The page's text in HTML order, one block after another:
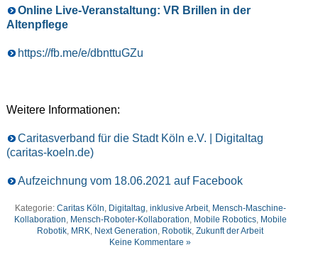
Online Live-Veranstaltung: VR Brillen in der
Altenpflege
https://fb.me/e/dbnttuGZu
Weitere Informationen:
Caritasverband für die Stadt Köln e.V. | Digitaltag
(caritas-koeln.de)
Aufzeichnung vom 18.06.2021 auf Facebook
Kategorie: Caritas Köln Digitaltag inklusive Arbeit, Mensch-Maschine-
Kollaboration Mensch-Roboter-Kollaboration Mobile Robotics, Mobile
Robotik MRK Next Generation Robotik ,Zukunft der Arbeit
Keine Kommentare »